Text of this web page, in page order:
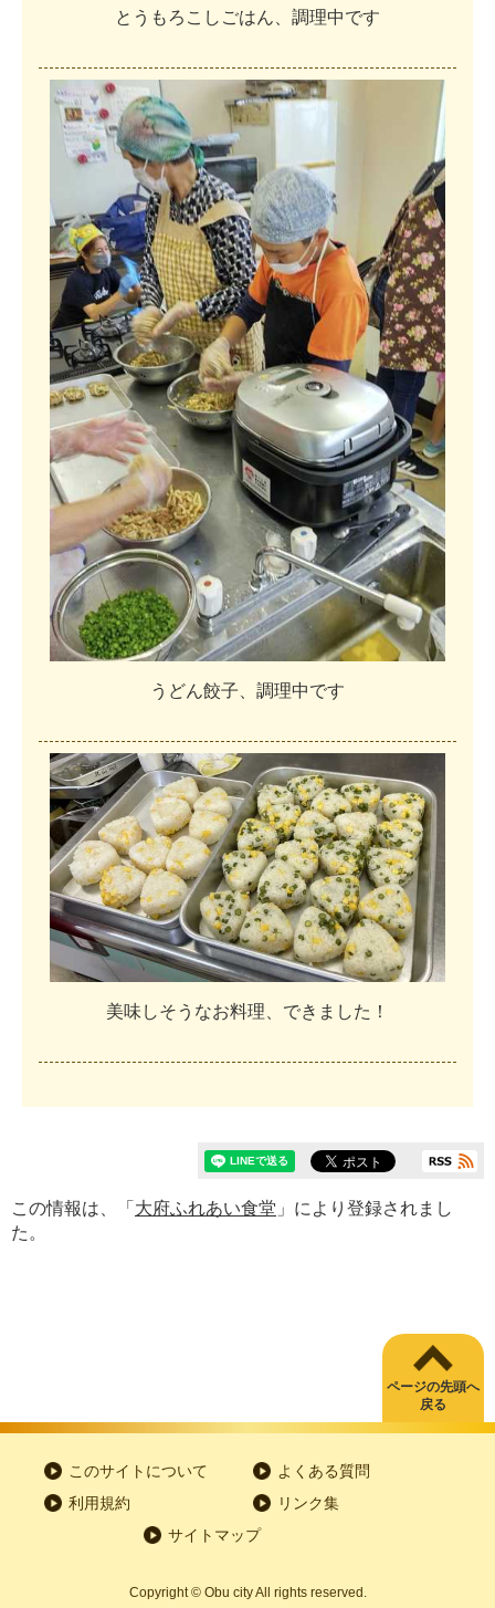
と う もろ こ し ごはん 調理中です
う どん餃子 調理中です
美味 しそ う なお料理 でき ま した ！
この情報は、「 大府ふれあい食堂 」により登録されまし
た。
ページの先頭へ
戻る
このサイトについて
よくある質問
利用規約
リンク集
サイトマップ
Copyright © Obu city All rights reserved.